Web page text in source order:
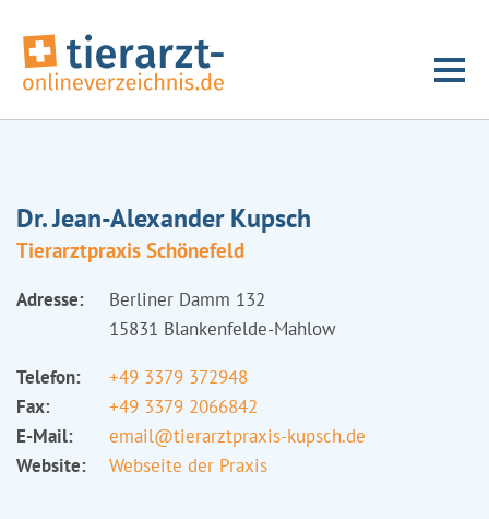
Dr. Jean-Alexander Kupsch
Tierarztpraxis Schönefeld
Adresse:
Berliner Damm 132
15831 Blankenfelde-Mahlow
Telefon:
+49 3379 372948
Fax:
+49 3379 2066842
E-Mail:
email@tierarztpraxis-kupsch.de
Website:
Webseite der Praxis